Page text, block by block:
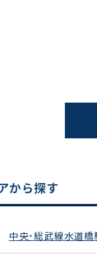
から探す
中央･総武線水道橋